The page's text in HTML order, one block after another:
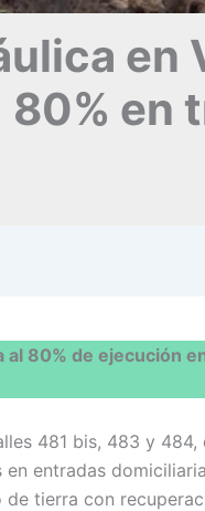
80% en
al 80% de ejecución
481 bis, 483 y 484,
entradas
tierra con